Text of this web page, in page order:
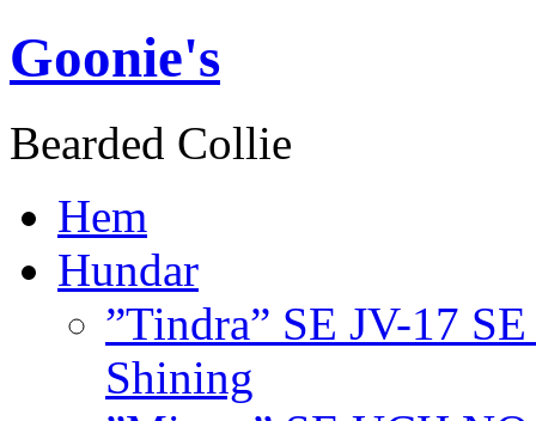
Goonie's
Bearded Collie
Hem
Hundar
”Tindra” SE JV-17
Shining